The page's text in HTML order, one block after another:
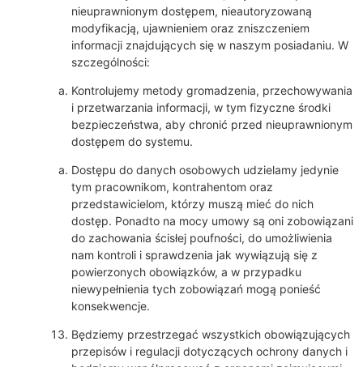
nieuprawnionym dostępem, nieautoryzowaną
modyfikacją, ujawnieniem oraz zniszczeniem
informacji znajdujących się w naszym posiadaniu. W
szczególności:
Kontrolujemy metody gromadzenia, przechowywania
i przetwarzania informacji, w tym fizyczne środki
bezpieczeństwa, aby chronić przed nieuprawnionym
dostępem do systemu.
Dostępu do danych osobowych udzielamy jedynie
tym pracownikom, kontrahentom oraz
przedstawicielom, którzy muszą mieć do nich
dostęp. Ponadto na mocy umowy są oni zobowiązani
do zachowania ścisłej poufności, do umożliwienia
nam kontroli i sprawdzenia jak wywiązują się z
powierzonych obowiązków, a w przypadku
niewypełnienia tych zobowiązań mogą ponieść
konsekwencje.
Będziemy przestrzegać wszystkich obowiązujących
przepisów i regulacji dotyczących ochrony danych i